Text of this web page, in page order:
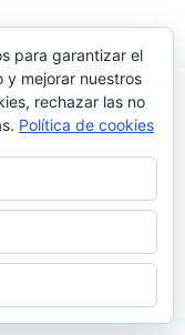
para garantizar el
y mejorar nuestros
rechazar las no
Política de cookies